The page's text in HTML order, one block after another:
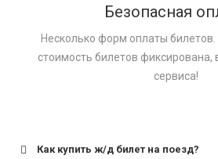
Безопасная
Несколько форм оплаты
стоимость билетов
сервиса!
Как купить ж/д билет на поезд?